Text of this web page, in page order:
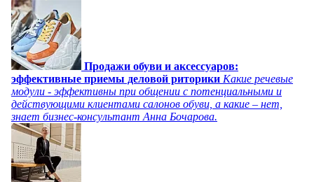
Продажи обуви и аксессуаров:
эффективные приемы деловой риторики Какие речевые
модули - эффективны при общении с потенциальными и
действующими клиентами салонов обуви, а какие – нет,
знает бизнес-консультант Анна Бочарова.